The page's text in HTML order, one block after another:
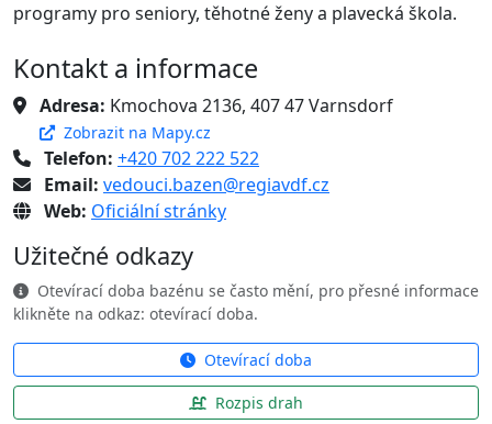
programy pro seniory, těhotné ženy a plavecká škola.
Kontakt a informace
Adresa: Kmochova 2136, 407 47 Varnsdorf
Zobrazit na Mapy.cz
Telefon: +420 702 222 522
Email: vedouci.bazen@regiavdf.cz
Web: Oficiální stránky
Užitečné odkazy
Otevírací doba bazénu se často mění, pro přesné informace
klikněte na odkaz: otevírací doba.
Otevírací doba
Rozpis drah